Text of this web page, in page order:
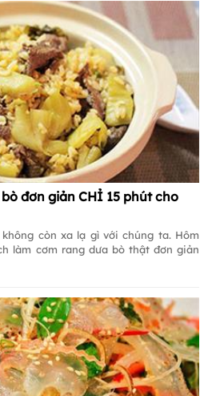
đơn giản CHỈ 15 phút cho
còn xa lạ gì với chúng ta. Hôm
làm cơm rang dưa bò thật đơn giản